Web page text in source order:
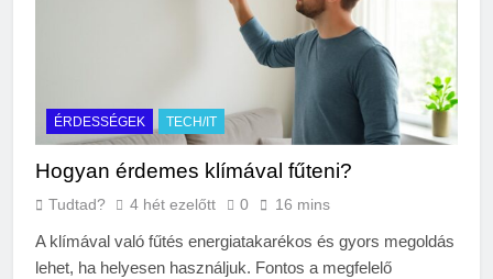
2 Nap Ezelőtt
Mit jelent a thm hogy kell
számolni?
Miért zsibbad a kéz?
3 Nap Ezelőtt
Miért fáj a váll?
3 Nap Ezelőtt
ÉRDESSÉGEK TECH/IT
Hogyan érdemes klímával fűteni?
Tudtad? 4 hét ezelőtt 0 16 mins
A klímával való fűtés energiatakarékos és gyors megoldás
lehet, ha helyesen használjuk. Fontos a megfelelő